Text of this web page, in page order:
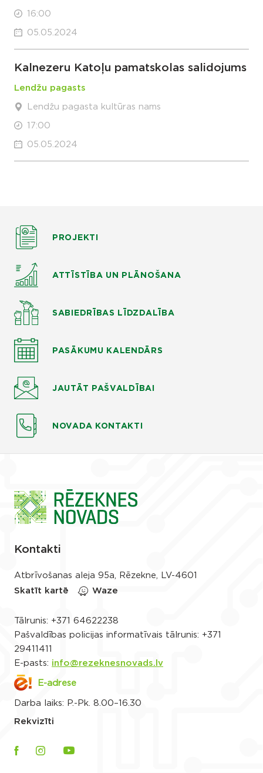
16:00
05.05.2024
Kalnezeru Katoļu pamatskolas salidojums
Lendžu pagasts
Lendžu pagasta kultūras nams
17:00
05.05.2024
PROJEKTI
ATTĪSTĪBA UN PLĀNOŠANA
SABIEDRĪBAS LĪDZDALĪBA
PASĀKUMU KALENDĀRS
JAUTĀT PAŠVALDĪBAI
NOVADA KONTAKTI
Kontakti
Atbrīvošanas aleja 95a, Rēzekne, LV-4601
Skatīt kartē
Waze
Tālrunis: +371 64622238
Pašvaldības policijas informatīvais tālrunis: +371
29411411
E-pasts: info@rezeknesnovads.lv
E-adrese
Darba laiks: P.-Pk. 8.00–16.30
Rekvizīti